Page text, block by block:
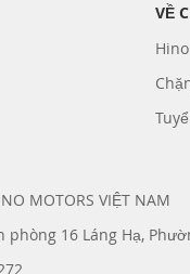
VỀ
MOTORS VIỆT NAM
phòng 16 Láng Hạ,